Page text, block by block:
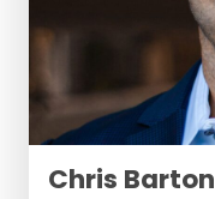
Chris Barton